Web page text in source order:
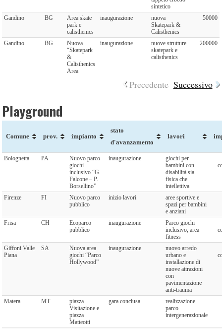
sintetico
Gandino BG
Area skate
park e
calisthenics
inaugurazione
nuova
Skatepark &
Calisthenics
50000
Gandino BG
Nuova
“Skatepark
&
Calisthenics
Area
inaugurazione
nuove strutture
skatepark e
calisthenics
200000
Precedente Successivo
Playground
Comune prov. impianto
stato
d'avanzamento
lavori
Bolognetta PA
Nuovo parco
giochi
inclusivo “G.
Falcone – P.
Borsellino”
inaugurazione
giochi per
bambini con
disabilità sia
fisica che
intellettiva
Firenze FI
Nuovo parco
pubblico
inizio lavori
aree sportive e
spazi per bambini
e anziani
Frisa
CH
Ecoparco
pubblico
inaugurazione
Parco giochi
inclusivo, area
fitness
Giffoni Valle
Piana
SA
Nuova area
giochi “Parco
Hollywood”
inaugurazione
nuovo arredo
urbano e
installazione di
nuove attrazioni
con
pavimentazione
anti-trauma
Matera MT
piazza
Visitazione e
piazza
Matteotti
gara conclusa
realizzazione
parco
intergenerazionale